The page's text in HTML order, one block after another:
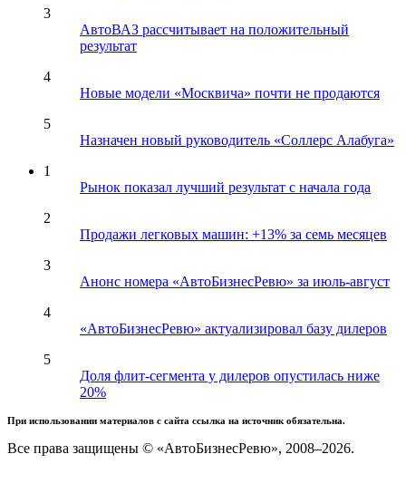
3
АвтоВАЗ рассчитывает на положительный
результат
4
Новые модели «Москвича» почти не продаются
5
Назначен новый руководитель «Соллерс Алабуга»
1
Рынок показал лучший результат с начала года
2
Продажи легковых машин: +13% за семь месяцев
3
Анонс номера «АвтоБизнесРевю» за июль-август
4
«АвтоБизнесРевю» актуализировал базу дилеров
5
Доля флит-сегмента у дилеров опустилась ниже
20%
При использовании материалов с сайта ссылка на источник обязательна.
Все права защищены © «АвтоБизнесРевю», 2008–2026.